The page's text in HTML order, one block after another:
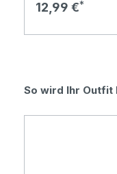
Regulärer Preis:
12,99 €
Produktgalerie
So wird Ihr Outfit